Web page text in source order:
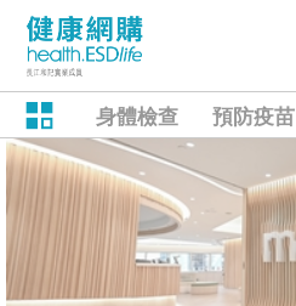
身體檢查 預防疫苗